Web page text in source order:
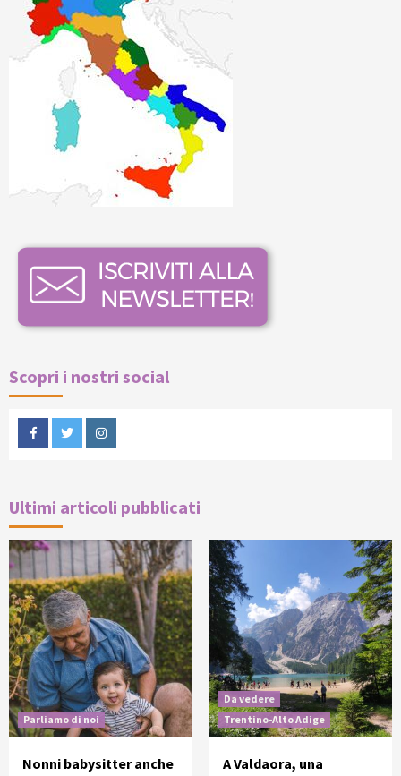
Scopri i nostri social
FacebookTwitterInstagram
Ultimi articoli pubblicati
Parliamo di noi
Nonni babysitter anche
Da vedere
Trentino-Alto Adige
A Valdaora, una